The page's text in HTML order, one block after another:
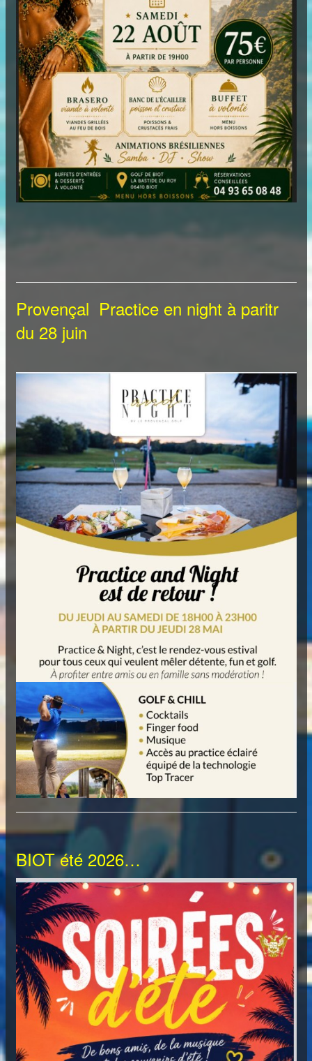
Provençal Practice en night à paritr
du 28 juin
BIOT été 2026…